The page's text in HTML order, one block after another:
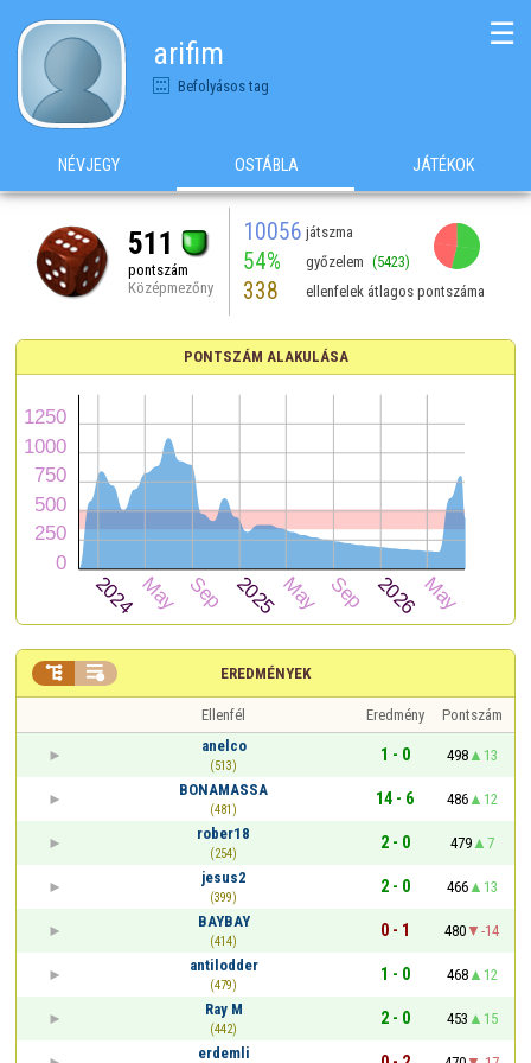
arifim
Befolyásos tag
☰
NÉVJEGY OSTÁBLA JÁTÉKOK
511
pontszám
Középmezőny
10056 játszma
54% győzelem (5423)
338 ellenfelek átlagos pontszáma
PONTSZÁM ALAKULÁSA
EREDMÉNYEK
 
Ellenfél Eredmény
Pontszám
anelco
(513)
1 - 0 498
13
BONAMASSA
(481)
14 - 6 486
12
rober18
(254)
2 - 0 479
7
jesus2
(399)
2 - 0 466
13
BAYBAY
(414)
0 - 1 480
-14
antilodder
(479)
1 - 0 468
12
Ray M
(442)
2 - 0 453
15
erdemli